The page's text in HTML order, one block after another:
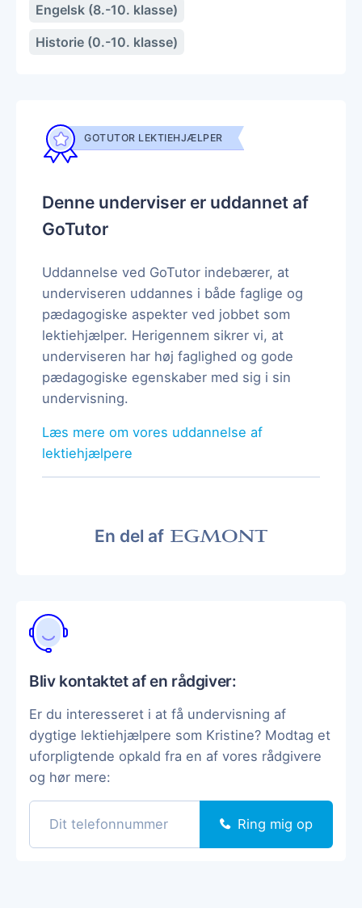
Engelsk (8.-10. klasse)
Historie (0.-10. klasse)
GOTUTOR LEKTIEHJÆLPER
Denne underviser er uddannet af
GoTutor
Uddannelse ved GoTutor indebærer, at
underviseren uddannes i både faglige og
pædagogiske aspekter ved jobbet som
lektiehjælper. Herigennem sikrer vi, at
underviseren har høj faglighed og gode
pædagogiske egenskaber med sig i sin
undervisning.
Læs mere om vores uddannelse af
lektiehjælpere
En del af
Bliv kontaktet af en rådgiver:
Er du interesseret i at få undervisning af
dygtige lektiehjælpere som Kristine? Modtag et
uforpligtende opkald fra en af vores rådgivere
og hør mere:
Ring mig op